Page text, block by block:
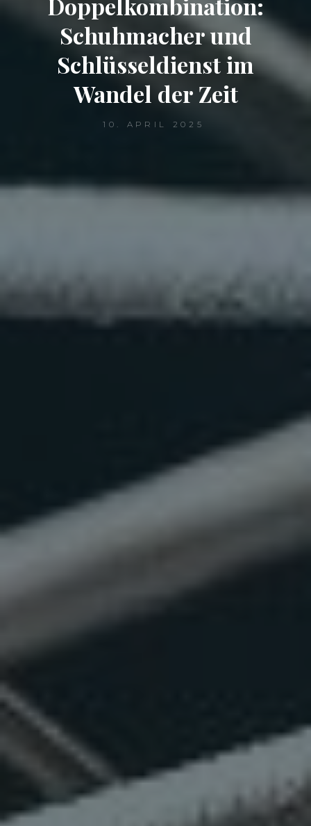
Doppelkombination:
Schuhmacher und
Schlüsseldienst im
Wandel der Zeit
10. APRIL 2025